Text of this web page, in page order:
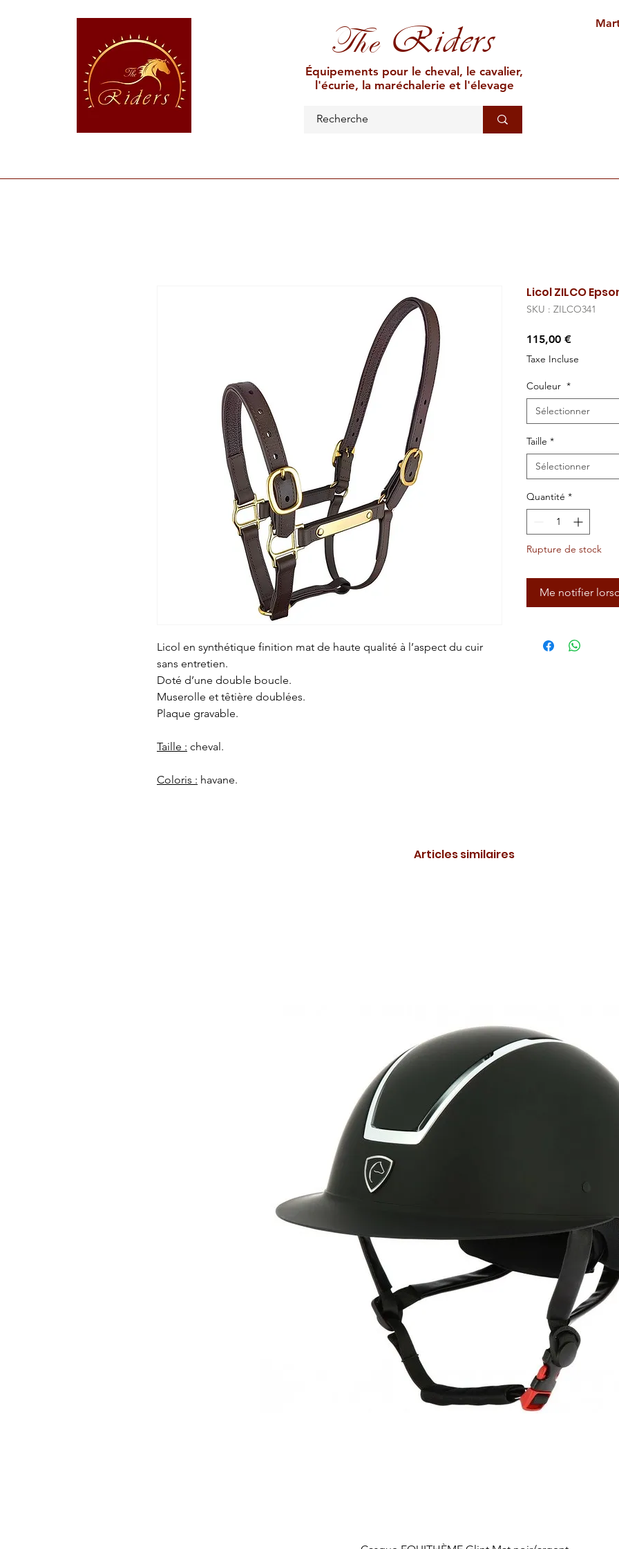
TheRiders
Équipements pour le cheval, le cavalier,
l'écurie, la maréchalerie et l'élevage
Licol en synthétique finition mat de haute qualité à l’aspect du cuir
sans entretien.
Doté d’une double boucle.
Muserolle et têtière doublées.
Plaque gravable.
Taille : cheval.
Coloris : havane.
Licol ZILCO
SKU : ZILCO341
115,00 €Prix
Taxe Incluse
Couleur *
Sélectionner
Taille *
Sélectionner
Quantité *
Rupture de stock
Me notifier
Articles similaires